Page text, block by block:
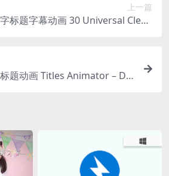
上一篇
标题字幕动画 30 Universal Clean
题动画 Titles Animator – Dig